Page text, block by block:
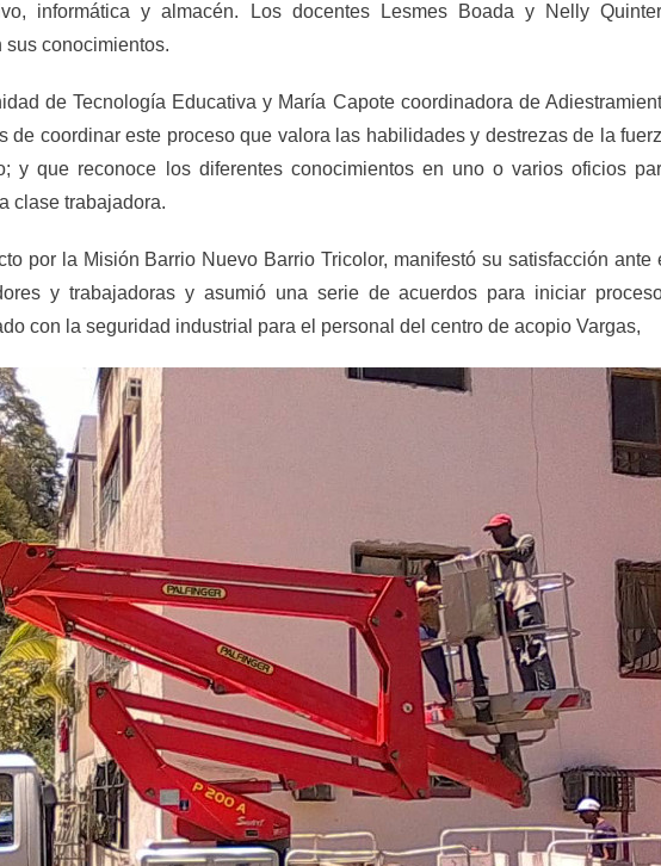
informática y almacén. Los docentes Lesmes Boada y Nelly
conocimientos.
de Tecnología Educativa y María Capote coordinadora de
de coordinar este proceso que valora las habilidades y destrezas de la
y que reconoce los diferentes conocimientos en uno o varios oficios
clase trabajadora.
por la Misión Barrio Nuevo Barrio Tricolor, manifestó su satisfacción ante
y trabajadoras y asumió una serie de acuerdos para iniciar
con la seguridad industrial para el personal del centro de acopio Vargas,